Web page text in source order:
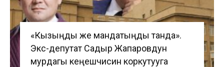
«Кызыңды же мандатыңды танда».
Экс-депутат Садыр Жапаровдун
мурдагы кеңешчисин коркутууга